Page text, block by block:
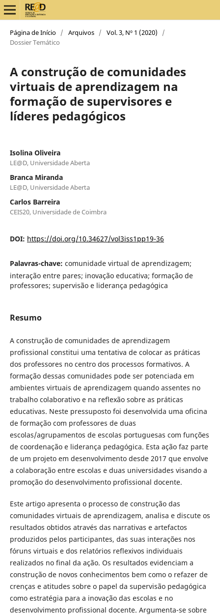
Página de Início / Arquivos / Vol. 3, Nº 1 (2020)
/
Dossier Temático
A construção de comunidades
virtuais de aprendizagem na
formação de supervisores e
líderes pedagógicos
Isolina Oliveira
LE@D, Universidade Aberta
Branca Miranda
LE@D, Universidade Aberta
Carlos Barreira
CEIS20, Universidade de Coimbra
DOI: https://doi.org/10.34627/vol3iss1pp19-36
Palavras-chave: comunidade virtual de aprendizagem;
interação entre pares; inovação educativa; formação de
professores; supervisão e liderança pedagógica
Resumo
A construção de comunidades de aprendizagem
profissional constitui uma tentativa de colocar as práticas
dos professores no centro dos processos formativos. A
formação dessas comunidades pode ser potenciada em
ambientes virtuais de aprendizagem quando assentes no
trabalho colaborativo e na reflexão sobre as práticas
educativas. Neste pressuposto foi desenvolvida uma oficina
de formação com professores de duas
escolas/agrupamentos de escolas portuguesas com funções
de coordenação e liderança pedagógica. Esta ação faz parte
de um projeto em desenvolvimento desde 2017 que envolve
a colaboração entre escolas e duas universidades visando a
promoção do desenvolvimento profissional docente.
Este artigo apresenta o processo de construção das
comunidades virtuais de aprendizagem, analisa e discute os
resultados obtidos através das narrativas e artefactos
produzidos pelos participantes, das suas interações nos
fóruns virtuais e dos relatórios reflexivos individuais
realizados no final da ação. Os resultados evidenciam a
construção de novos conhecimentos bem como o refazer de
crenças e atitudes sobre o papel da supervisão pedagógica
como estratégia para a inovação das escolas e no
desenvolvimento profissional docente. Argumenta-se sobre